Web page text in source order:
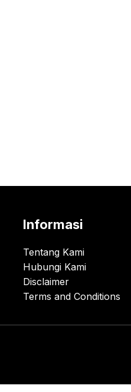
Informasi
Tentang Kami
Hubungi Kami
Disclaimer
Terms and Conditions